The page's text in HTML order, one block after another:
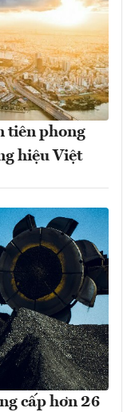
tiên phong
hiệu Việt
cấp hơn 26